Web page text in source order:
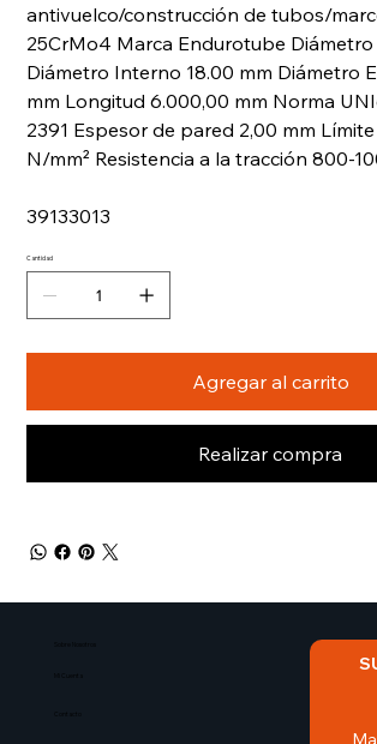
antivuelco/construcción de tubos/
25CrMo4 Marca Endurotube Diámetro
Diámetro Interno 18.00 mm Diámetro
mm Longitud 6.000,00 mm Norma
2391 Espesor de pared 2,00 mm
N/mm² Resistencia a la tracción 800-
39133013
Cantidad
Agregar al carrito
Realizar compra
Mi Cuenta
Contacto